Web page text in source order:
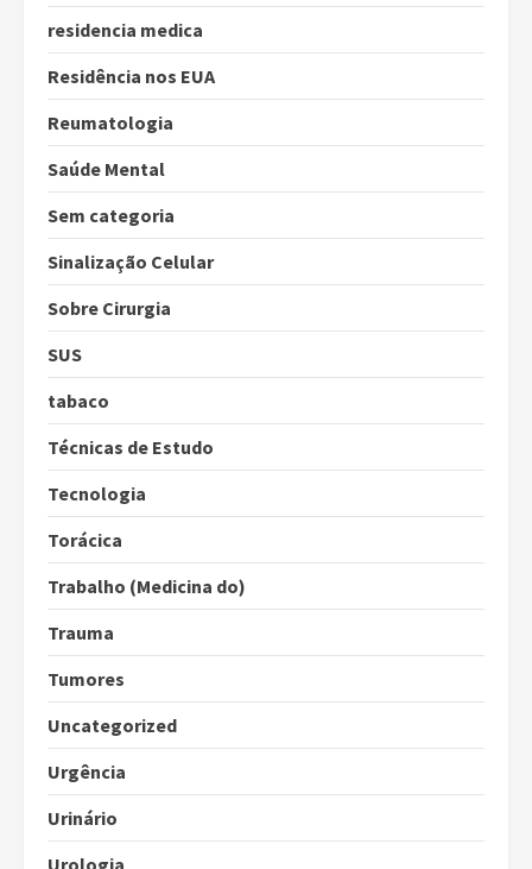
residencia medica
Residência nos EUA
Reumatologia
Saúde Mental
Sem categoria
Sinalização Celular
Sobre Cirurgia
SUS
tabaco
Técnicas de Estudo
Tecnologia
Torácica
Trabalho (Medicina do)
Trauma
Tumores
Uncategorized
Urgência
Urinário